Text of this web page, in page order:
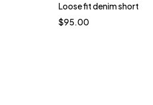
Loose fit denim short
$95.00